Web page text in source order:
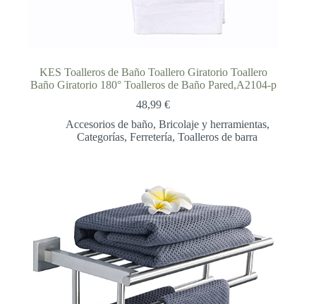
KES Toalleros de Baño Toallero Giratorio Toallero
Baño Giratorio 180° Toalleros de Baño Pared,A2104-p
48,99€
Accesorios de baño, Bricolaje y herramientas,
Categorías,Ferretería,Toalleros de barra